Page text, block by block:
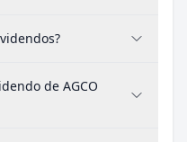
de AGCO